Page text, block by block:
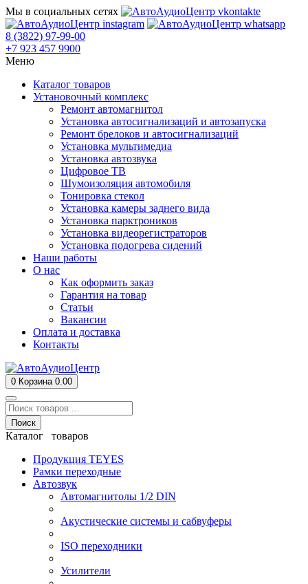
Мы в социальных сетях
8 (3822) 97-99-00
+7 923 457 9900
Меню
Каталог товаров
Установочный комплекс
Ремонт автомагнитол
Установка автосигнализаций и автозапуска
Ремонт брелоков и автосигнализаций
Установка мультимедиа
Установка автозвука
Цифровое ТВ
Шумоизоляция автомобиля
Тонировка стекол
Установка камеры заднего вида
Установка парктроников
Установка видеорегистраторов
Установка подогрева сидений
Наши работы
О нас
Как оформить заказ
Гарантия на товар
Статьи
Вакансии
Оплата и доставка
Контакты
0 Корзина 0.00
Поиск
Каталог товаров
Продукция TEYES
Рамки переходные
Автозвук
Автомагнитолы 1/2 DIN
Акустические системы и сабвуферы
ISO переходники
Усилители